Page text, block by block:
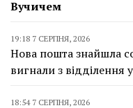
Вучичем
19:18 7 СЕРПНЯ, 2026
Нова пошта знайшла
вигнали з відділення
18:54 7 СЕРПНЯ, 2026